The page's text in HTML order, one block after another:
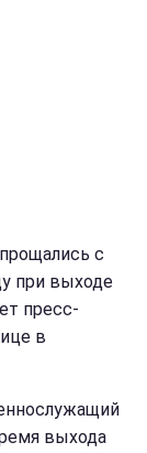
с
при выходе
пресс-
в
выхода